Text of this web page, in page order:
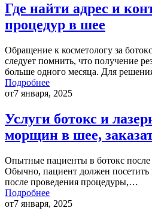
Где найти адрес и
процедур в шее
Обращение к косметологу за
следует помнить, что получение
больше одного месяца. Для
Подробнее
от7 января, 2025
Услуги ботокс и
морщин в шее,
Опытные пациенты в ботокс после
Обычно, пациент должен посетить
после проведения процедуры,…
Подробнее
от7 января, 2025